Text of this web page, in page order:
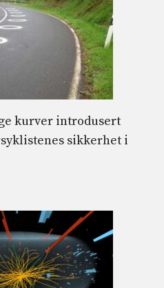
kurver introdusert
sikkerhet i